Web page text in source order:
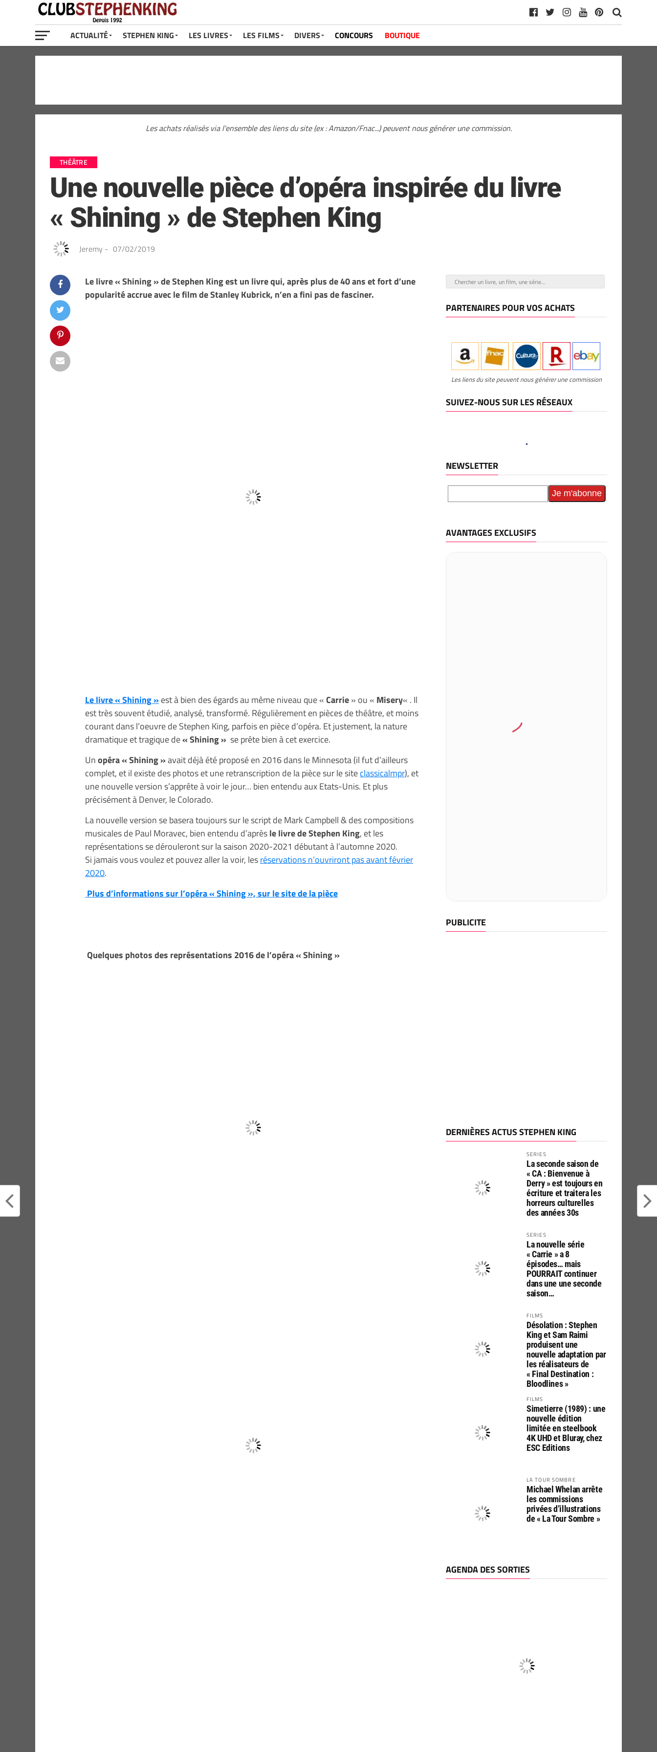
ACTUALITÉ STEPHEN KING LES LIVRES LES FILMS DIVERS CONCOURS BOUTIQUE
Les achats réalisés via l'ensemble des liens du site (ex : Amazon/Fnac...) peuvent nous générer une commission.
THÉÂTRE
Une nouvelle pièce d’opéra inspirée du livre
« Shining » de Stephen King
Jeremy - 07/02/2019
Le livre « Shining » de Stephen King est un livre qui, après plus de 40 ans et fort d’une
popularité accrue avec le film de Stanley Kubrick, n’en a fini pas de fasciner.
Le livre « Shining »est à bien des égards au même niveau que «Carrie» ou « Misery« . Il
est très souvent étudié, analysé, transformé. Régulièrement en pièces de théâtre, et moins
courant dans l’oeuvre de Stephen King, parfois en pièce d’opéra. Et justement, la nature
dramatique et tragique de« Shining » se prête bien à cet exercice.
Unopéra « Shining »avait déjà été proposé en 2016 dans le Minnesota (il fut d’ailleurs
complet, et il existe des photos et une retranscription de la pièce sur le siteclassicalmpr), et
une nouvelle version s’apprête à voir le jour… bien entendu aux Etats-Unis. Et plus
précisément à Denver, le Colorado.
La nouvelle version se basera toujours sur le script de Mark Campbell & des compositions
musicales de Paul Moravec, bien entendu d’aprèsle livre de Stephen King, et les
représentations se dérouleront sur la saison 2020-2021 débutant à l’automne 2020.
Si jamais vous voulez et pouvez aller la voir, lesréservations n’ouvriront pas avant février
2020.
Plus d’informations sur l’opéra « Shining », sur le site de la pièce
Quelques photos des représentations 2016 de l’opéra « Shining »
PARTENAIRES POUR VOS ACHATS
Les liens du site peuvent nous générer une commission
SUIVEZ-NOUS SUR LES RÉSEAUX
NEWSLETTER
AVANTAGES EXCLUSIFS
PUBLICITE
DERNIÈRES ACTUS STEPHEN KING
SERIES
La seconde saison de
« CA : Bienvenue à
Derry » est toujours en
écriture et traitera les
horreurs culturelles
des années 30s
SERIES
La nouvelle série
« Carrie » a 8
épisodes… mais
POURRAIT continuer
dans une une seconde
saison…
FILMS
Désolation : Stephen
King et Sam Raimi
produisent une
nouvelle adaptation par
les réalisateurs de
« Final Destination :
Bloodlines »
FILMS
Simetierre (1989) : une
nouvelle édition
limitée en steelbook
4K UHD et Bluray, chez
ESC Editions
LA TOUR SOMBRE
Michael Whelan arrête
les commissions
privées d’illustrations
de « La Tour Sombre »
AGENDA DES SORTIES